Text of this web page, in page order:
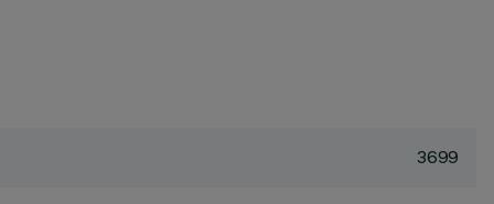
3699